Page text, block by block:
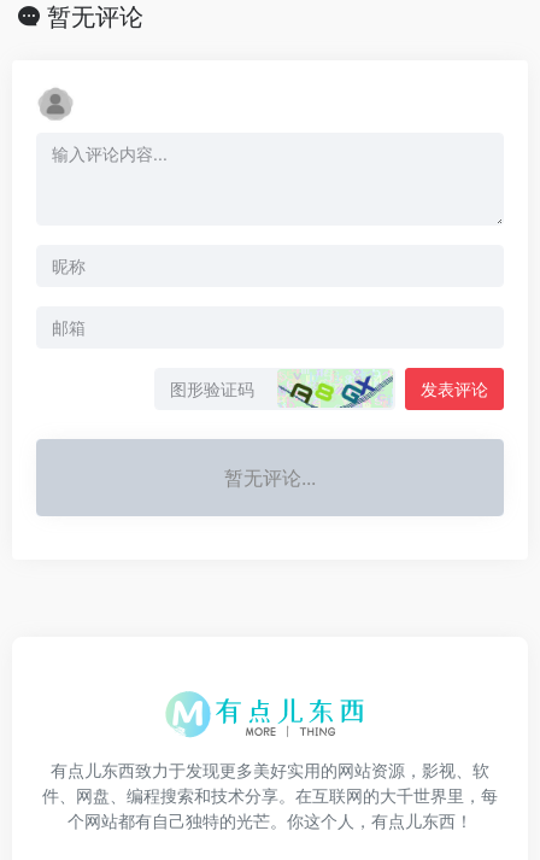
暂无评论
发表评论
暂无评论...
有点儿东西致力于发现更多美好实用的网站资源，影视、软
件、网盘、编程搜索和技术分享。在互联网的大千世界里，每
个网站都有自己独特的光芒。你这个人，有点儿东西！